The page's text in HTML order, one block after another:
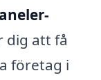
dig att få
företag i